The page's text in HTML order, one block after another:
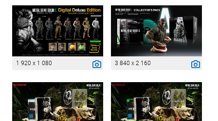
1 920 x 1 080 3 840 x 2 160